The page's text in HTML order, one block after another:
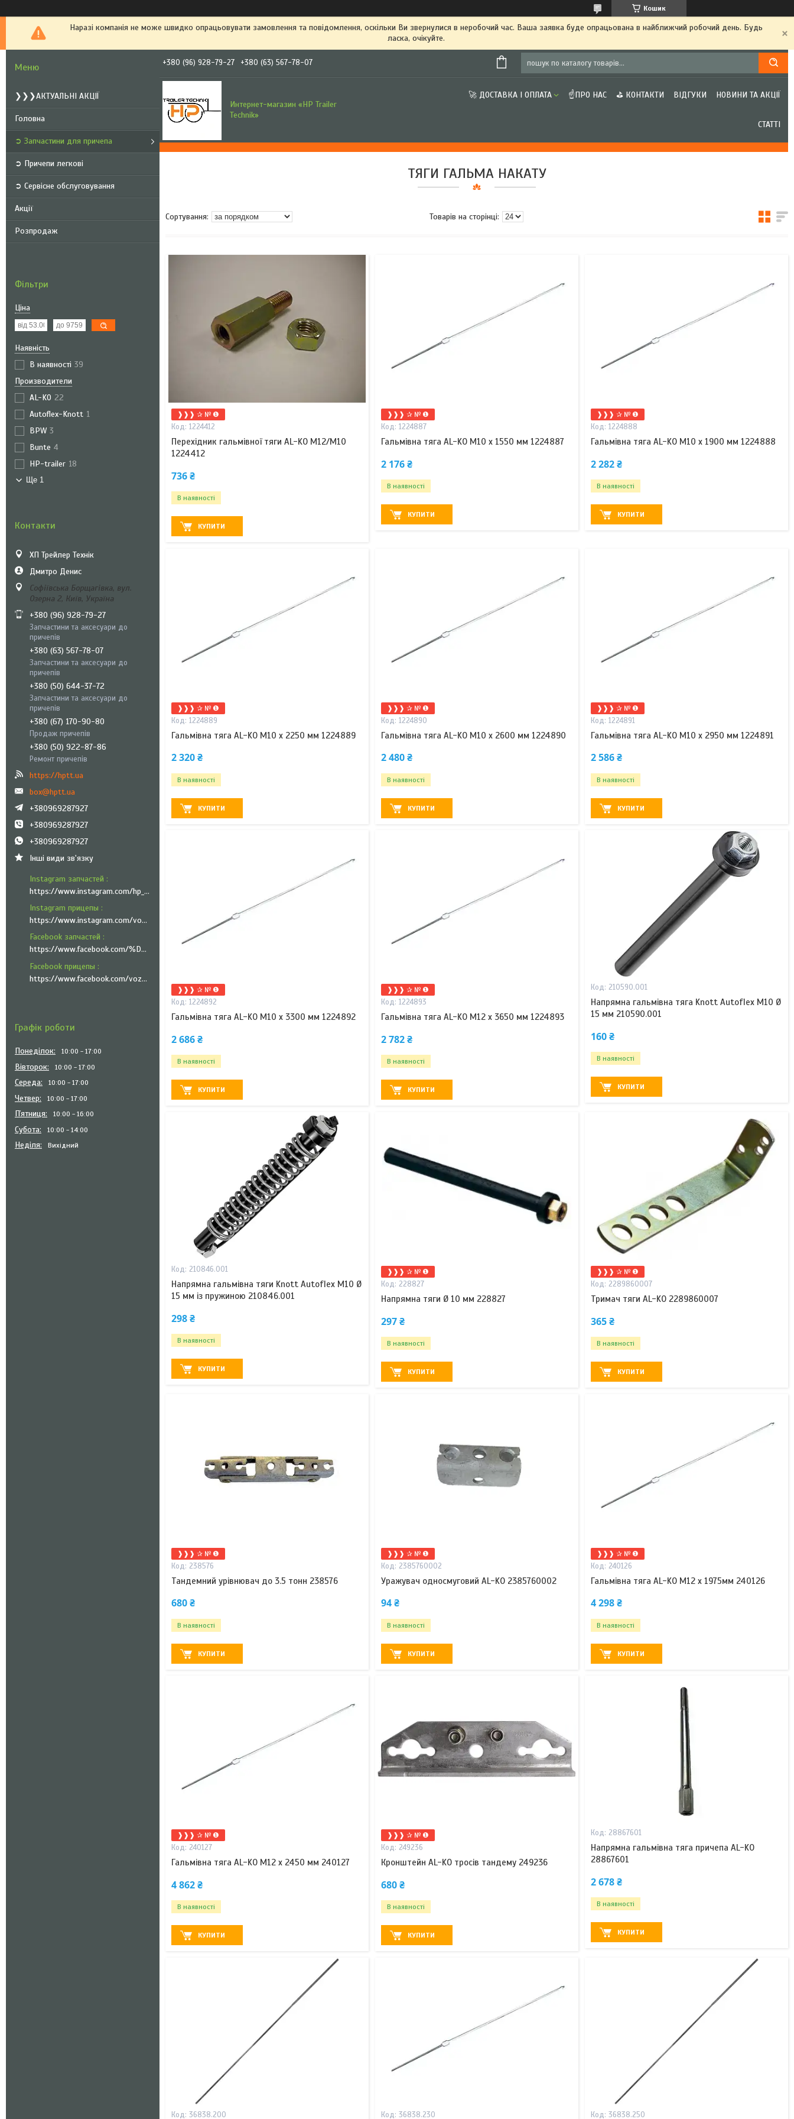
Кошик
Наразі компанія не може швидко опрацьовувати замовлення та повідомлення, оскільки Ви звернулися в неробочий час. Ваша заявка буде опрацьована в найближчий робочий день. Будь
ласка, очікуйте.
❯❯❯АКТУАЛЬНІ АКЦІЇ
Головна
➲ Запчастини для причепа
➲ Причепи легкові
➲ Сервісне обслуговування
Акції
Розпродаж
Фільтри
Ціна
Наявність
В наявності 39
Производители
AL-KO 22
Autoflex-Knott 1
BPW 3
Bunte 4
HP-trailer 18
Ще 1
Контакти
ХП Трейлер Технік
Дмитро Денис
Софіївська Борщагівка, вул.
Озерна 2, Київ, Україна
+380 (96) 928-79-27
Запчастини та аксесуари до
причепів
+380 (63) 567-78-07
Запчастини та аксесуари до
причепів
+380 (50) 644-37-72
Запчастини та аксесуари до
причепів
+380 (67) 170-90-80
Продаж причепів
+380 (50) 922-87-86
Ремонт причепів
https://hptt.ua
box@hptt.ua
+380969287927
+380969287927
+380969287927
Інші види зв'язку
Instagram запчастей
https://www.instagram.com/hp_trailer_technik/
Instagram прицепы
https://www.instagram.com/vozyk.ua/
Facebook запчастей
https://www.facebook.com/%D0%A5%D0%9F-%D0%A2%D1%80%D0%B5%D0%B9%D0%BB%D0%B5%D1%80-%D0%A2%D0%B5%D1%85%D0%BD%D1%96%D0%BA-101335951999545
Facebook прицепы
https://www.facebook.com/vozyk.ua/
Графік роботи
Понеділок 10:00 17:00
Вівторок 10:00 17:00
Середа 10:00 17:00
Четвер 10:00 17:00
Пʼятниця 10:00 16:00
Субота 10:00 14:00
Неділя Вихідний
+380 (96) 928-79-27 +380 (63) 567-78-07
Интернет-магазин «HP Trailer
Technik»
🚀 ДОСТАВКА І ОПЛАТА ☝ПРО НАС ⛳ КОНТАКТИ ВІДГУКИ НОВИНИ ТА АКЦІЇ
СТАТТІ
ТЯГИ ГАЛЬМА НАКАТУ
❱❱❱ ✰ № ❶
1224412
Перехідник гальмівної тяги AL-KO М12/М10
1224412
736 ₴
В наявності
КУПИТИ
❱❱❱ ✰ № ❶
1224887
Гальмівна тяга AL-KO M10 x 1550 мм 1224887
2 176 ₴
В наявності
КУПИТИ
❱❱❱ ✰ № ❶
1224888
Гальмівна тяга AL-KO M10 x 1900 мм 1224888
2 282 ₴
В наявності
КУПИТИ
❱❱❱ ✰ № ❶
1224889
Гальмівна тяга AL-KO М10 x 2250 мм 1224889
2 320 ₴
В наявності
КУПИТИ
❱❱❱ ✰ № ❶
1224890
Гальмівна тяга AL-KO М10 x 2600 мм 1224890
2 480 ₴
В наявності
КУПИТИ
❱❱❱ ✰ № ❶
1224891
Гальмівна тяга AL-KO M10 x 2950 мм 1224891
2 586 ₴
В наявності
КУПИТИ
❱❱❱ ✰ № ❶
1224892
Гальмівна тяга AL-KO M10 x 3300 мм 1224892
2 686 ₴
В наявності
КУПИТИ
❱❱❱ ✰ № ❶
1224893
Гальмівна тяга AL-KO М12 x 3650 мм 1224893
2 782 ₴
В наявності
КУПИТИ
210590.001
Напрямна гальмівна тяга Knott Autoflex М10 Ø
15 мм 210590.001
160 ₴
В наявності
КУПИТИ
210846.001
Напрямна гальмівна тяги Knott Autoflex М10 Ø
15 мм із пружиною 210846.001
298 ₴
В наявності
КУПИТИ
❱❱❱ ✰ № ❶
228827
Напрямна тяги Ø 10 мм 228827
297 ₴
В наявності
КУПИТИ
❱❱❱ ✰ № ❶
2289860007
Тримач тяги AL-KO 2289860007
365 ₴
В наявності
КУПИТИ
❱❱❱ ✰ № ❶
238576
Тандемний урівнювач до 3.5 тонн 238576
680 ₴
В наявності
КУПИТИ
❱❱❱ ✰ № ❶
2385760002
Уражувач односмуговий AL-KO 2385760002
94 ₴
В наявності
КУПИТИ
❱❱❱ ✰ № ❶
240126
Гальмівна тяга AL-KO М12 x 1975мм 240126
4 298 ₴
В наявності
КУПИТИ
❱❱❱ ✰ № ❶
240127
Гальмівна тяга AL-KO M12 x 2450 мм 240127
4 862 ₴
В наявності
КУПИТИ
❱❱❱ ✰ № ❶
249236
Кронштейн AL-KO тросів тандему 249236
680 ₴
В наявності
КУПИТИ
28867601
Напрямна гальмівна тяга причепа AL-KO
28867601
2 678 ₴
В наявності
КУПИТИ
36838.200 36838.230 36838.250